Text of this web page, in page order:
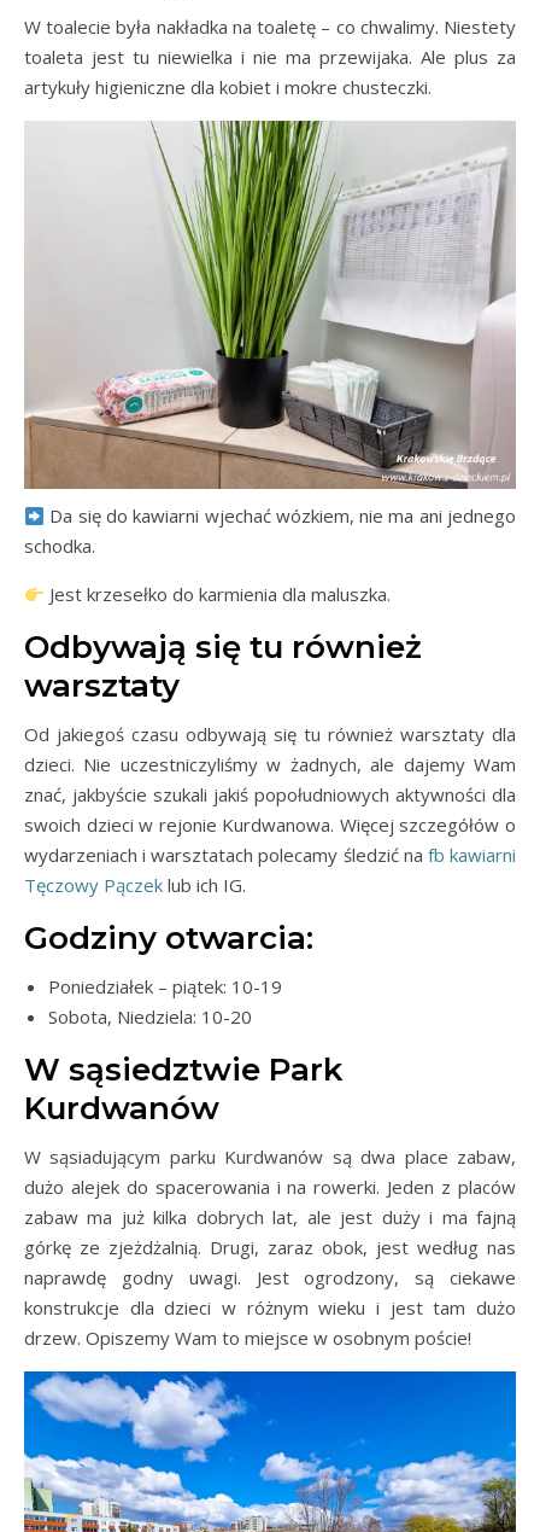
W toalecie była nakładka na toaletę – co chwalimy. Niestety
toaleta jest tu niewielka i nie ma przewijaka. Ale plus za
artykuły higieniczne dla kobiet i mokre chusteczki.
Da się do kawiarni wjechać wózkiem, nie ma ani jednego
schodka.
Jest krzesełko do karmienia dla maluszka.
Odbywają się tu również
warsztaty
Od jakiegoś czasu odbywają się tu również warsztaty dla
dzieci. Nie uczestniczyliśmy w żadnych, ale dajemy Wam
znać, jakbyście szukali jakiś popołudniowych aktywności dla
swoich dzieci w rejonie Kurdwanowa. Więcej szczegółów o
wydarzeniach i warsztatach polecamy śledzić na fb kawiarni
Tęczowy Pączek lub ich IG.
Godziny otwarcia:
Poniedziałek – piątek: 10-19
Sobota, Niedziela: 10-20
W sąsiedztwie Park
Kurdwanów
W sąsiadującym parku Kurdwanów są dwa place zabaw,
dużo alejek do spacerowania i na rowerki. Jeden z placów
zabaw ma już kilka dobrych lat, ale jest duży i ma fajną
górkę ze zjeżdżalnią. Drugi, zaraz obok, jest według nas
naprawdę godny uwagi. Jest ogrodzony, są ciekawe
konstrukcje dla dzieci w różnym wieku i jest tam dużo
drzew. Opiszemy Wam to miejsce w osobnym poście!